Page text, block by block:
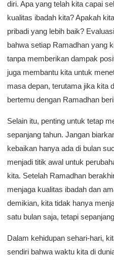
diri. Apa yang telah kita capai
kualitas ibadah kita? Apakah
pribadi yang lebih baik?
bahwa setiap Ramadhan yang
tanpa memberikan dampak
juga membantu kita untuk
masa depan, terutama jika kita
bertemu dengan Ramadhan
Selain itu, penting untuk tetap
sepanjang tahun. Jangan
kebaikan hanya ada di bulan
menjadi titik awal untuk
kita. Setelah Ramadhan
menjaga kualitas ibadah dan
demikian, kita tidak hanya
satu bulan saja, tetapi
Dalam kehidupan sehari-hari,
sendiri bahwa waktu kita di